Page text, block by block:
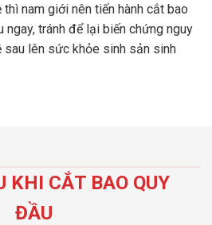
thì nam giới nên tiến hành cắt bao
ngay, tránh để lại biến chứng nguy
sau lên sức khỏe sinh sản sinh
KHI CẮT BAO QUY
ĐẦU